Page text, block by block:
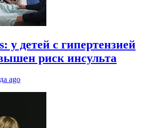
у детей с гипертензией
риск инсульта
ago